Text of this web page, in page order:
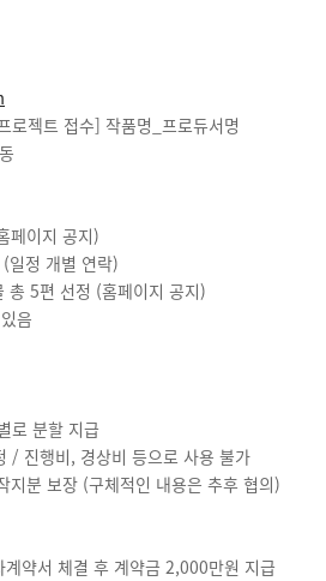
젝트 접수] 작품명_프로듀서명
페이지 공지)
일정 개별 연락)
총 5편 선정 (홈페이지 공지)
음
로 분할 지급
/ 진행비, 경상비 등으로 사용 불가
분 보장 (구체적인 내용은 추후 협의)
약서 체결 후 계약금 2,000만원 지급